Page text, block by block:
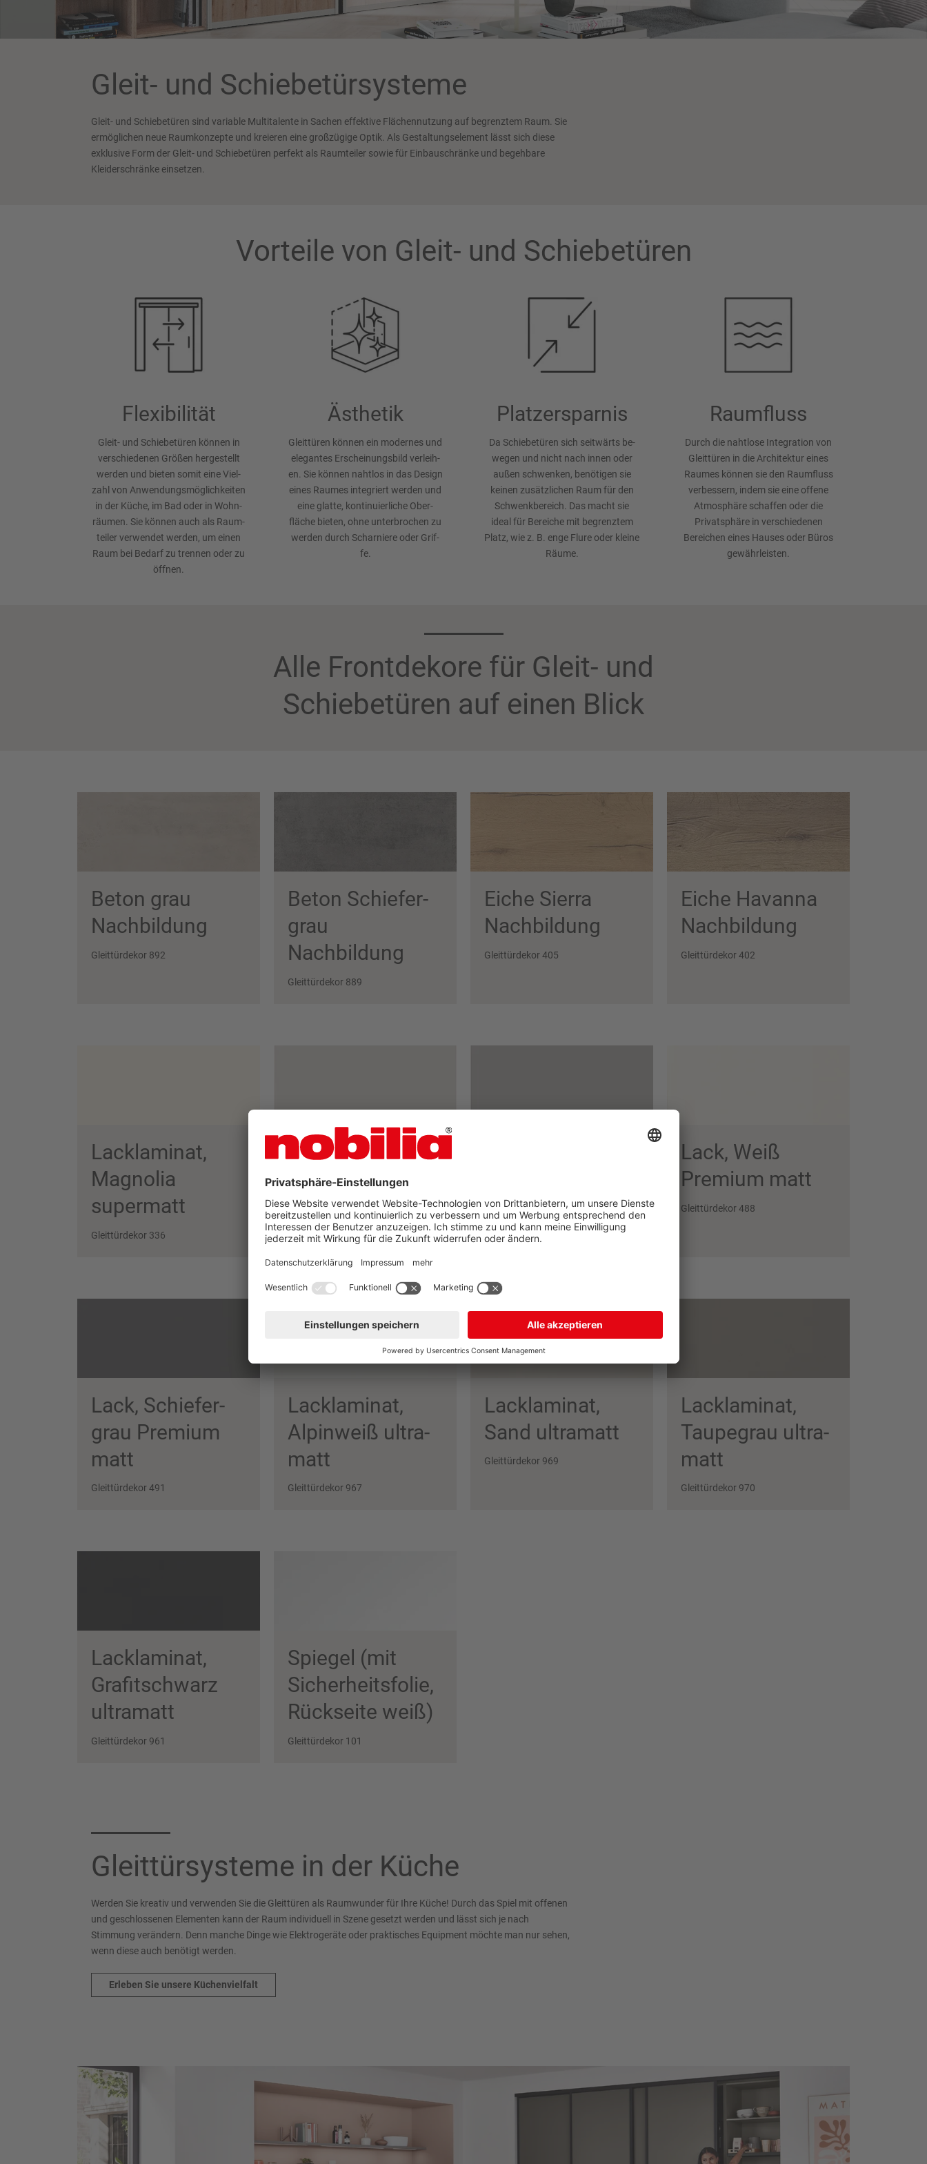
Gleit- und Schiebetürsysteme
Gleit- und Schiebetüren sind variable Multitalente in Sachen effektive Flächennutzung auf begrenztem Raum. Sie
ermöglichen neue Raumkonzepte und kreieren eine großzügige Optik. Als Gestaltungselement lässt sich diese
exklusive Form der Gleit- und Schiebetüren perfekt als Raumteiler sowie für Einbauschränke und begehbare
Kleiderschränke einsetzen.
Vorteile von Gleit- und Schiebetüren
Flexibilität
Gleit- und Schiebetüren können in
verschie­denen Grö­ßen hergestellt
werden und bieten somit eine Viel­
zahl von An­wen­dungs­mög­lich­keiten
in der Küche, im Bad oder in Wohn­
räumen. Sie können auch als Raum­
teiler verwendet werden, um einen
Raum bei Be­darf zu tren­nen oder zu
öffnen.
Ästhetik
Gleit­türen kön­nen ein modernes und
elegantes Erschein­ungs­bild ver­leih­
en. Sie können naht­los in das De­sign
eines Raumes integriert werden und
eine glat­te, kon­tinuierliche Ober­
fläche bieten, ohne unter­brochen zu
werden durch Schar­niere oder Grif­
fe.
Platzersparnis
Da Schiebetüren sich seit­wärts be­
weg­en und nicht nach innen oder
außen schwen­ken, be­nötigen sie
keinen zu­sätz­lichen Raum für den
Schwenk­bereich. Das macht sie
ideal für Be­reiche mit be­grenztem
Platz, wie z. B. enge Flure oder kleine
Räume.
Raumfluss
Durch die naht­lose In­tegra­tion von
Gleit­türen in die Architektur ei­nes
Raumes kön­nen sie den Raum­fluss
ver­bessern, indem sie eine offene
Atmos­phäre schaffen oder die
Privat­sphäre in ver­schied­enen
Bereich­en eines Hauses oder Büros
ge­währ­leisten.
Alle Frontdekore für Gleit- und
Schiebetüren auf einen Blick
Beton grau
Nachbildung
Gleittürdekor 892
Beton Schiefer­
grau
Nachbildung
Gleittürdekor 889
Eiche Sierra
Nachbildung
Gleittürdekor 405
Eiche Havanna
Nachbildung
Gleittürdekor 402
Lacklaminat,
Magnolia
supermatt
Gleittürdekor 336
Lacklaminat,
Seiden­grau
supermatt
Gleittürdekor 338
matt
Gleittürdekor 341
Lack, Weiß
Premium matt
Gleittürdekor 488
Lack, Schiefer­
grau Premium
matt
Gleittürdekor 491
Lacklaminat,
Alpin­weiß ultra­
matt
Gleittürdekor 967
Lacklaminat,
Sand ultramatt
Gleittürdekor 969
Lacklaminat,
Taupe­grau ultra­
matt
Gleittürdekor 970
Lacklaminat,
Grafit­schwarz
ultra­matt
Gleittürdekor 961
Spiegel (mit
Sicherheits­folie,
Rück­seite weiß)
Gleittürdekor 101
Gleittürsysteme in der Küche
Werden Sie kreativ und verwenden Sie die Gleittüren als Raumwunder für Ihre Küche! Durch das Spiel mit offenen
und geschlossenen Elementen kann der Raum individuell in Szene gesetzt werden und lässt sich je nach
Stimmung verändern. Denn manche Dinge wie Elektrogeräte oder praktisches Equipment möchte man nur sehen,
wenn diese auch benötigt werden.
Erleben Sie unsere Küchenvielfalt